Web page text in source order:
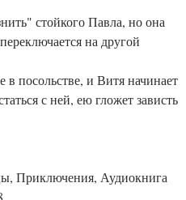
стойкого Павла, но она
на другой
посольстве, и Витя начинает
с ней, ею гложет зависть
Приключения, Аудиокнига